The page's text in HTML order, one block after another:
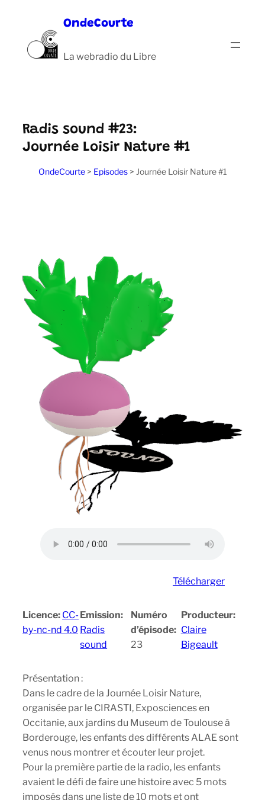
contenu
OndeCourte
La webradio du Libre
Radis sound #23:
Journée Loisir Nature #1
OndeCourte> Episodes> Journée Loisir Nature #1
Télécharger
Licence: CC-
by-nc-nd 4.0
Emission:
Radis
sound
Numéro
d’épisode:
23
Producteur:
Claire
Bigeault
Présentation :
Dans le cadre de la Journée Loisir Nature,
organisée par le CIRASTI, Exposciences en
Occitanie, aux jardins du Museum de Toulouse à
Borderouge, les enfants des différents ALAE sont
venus nous montrer et écouter leur projet.
Pour la première partie de la radio, les enfants
avaient le défi de faire une histoire avec 5 mots
imposés dans une liste de 10 mots et ont